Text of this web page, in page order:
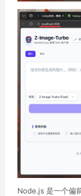
Node.js 是一个偏